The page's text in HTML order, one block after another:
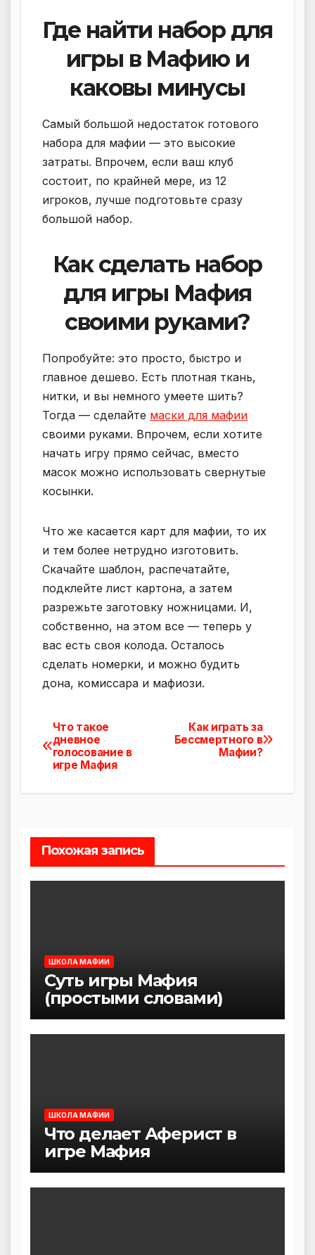
Где найти набор для
игры в Мафию и
каковы минусы
Самый большой недостаток готового
набора для мафии — это высокие
затраты. Впрочем, если ваш клуб
состоит, по крайней мере, из 12
игроков, лучше подготовьте сразу
большой набор.
Как сделать набор
для игры Мафия
своими руками?
Попробуйте: это просто, быстро и
главное дешево. Есть плотная ткань,
нитки, и вы немного умеете шить?
Тогда — сделайте маски для мафии
своими руками. Впрочем, если хотите
начать игру прямо сейчас, вместо
масок можно использовать свернутые
косынки.
Что же касается карт для мафии, то их
и тем более нетрудно изготовить.
Скачайте шаблон, распечатайте,
подклейте лист картона, а затем
разрежьте заготовку ножницами. И,
собственно, на этом все — теперь у
вас есть своя колода. Осталось
сделать номерки, и можно будить
дона, комиссара и мафиози.
Навигация
по
записям
Как играть за
Бессмертного в
Мафии?
Что такое
дневное
голосование в
игре Мафия
Похожая запись
ШКОЛА МАФИИ
Суть игры Мафия
(простыми словами)
ШКОЛА МАФИИ
Что делает Аферист в
игре Мафия